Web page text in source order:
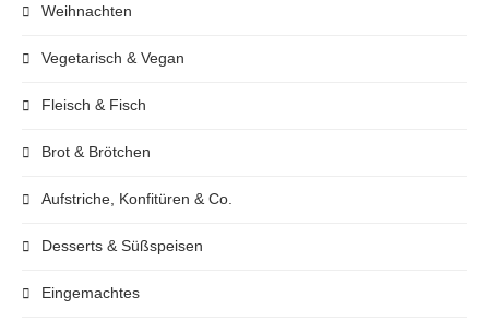
Weihnachten
Vegetarisch & Vegan
Fleisch & Fisch
Brot & Brötchen
Aufstriche, Konfitüren & Co.
Desserts & Süßspeisen
Eingemachtes